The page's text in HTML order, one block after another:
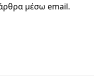
μέσω email.